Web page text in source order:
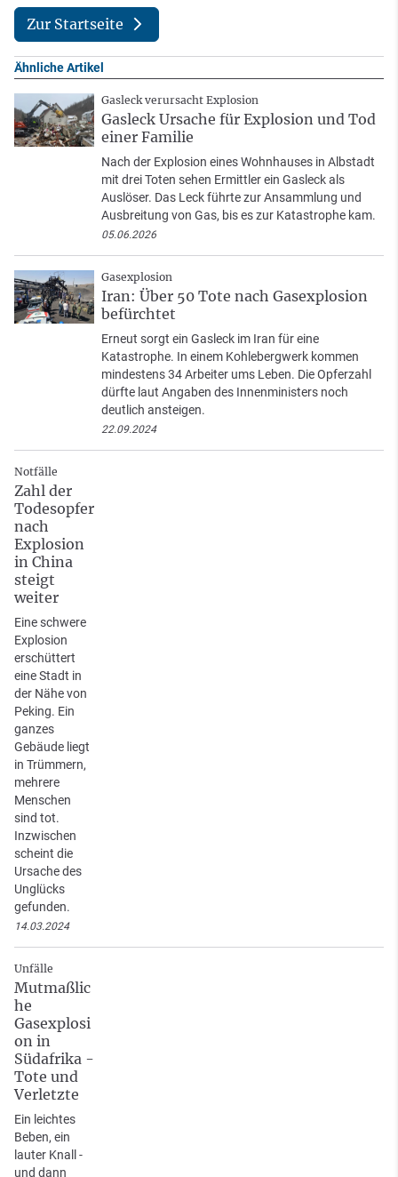
Zur Startseite
Ähnliche Artikel
Gasleck verursacht Explosion
Gasleck Ursache für Explosion und Tod
einer Familie
Nach der Explosion eines Wohnhauses in Albstadt
mit drei Toten sehen Ermittler ein Gasleck als
Auslöser. Das Leck führte zur Ansammlung und
Ausbreitung von Gas, bis es zur Katastrophe kam.
05.06.2026
Gasexplosion
Iran: Über 50 Tote nach Gasexplosion
befürchtet
Erneut sorgt ein Gasleck im Iran für eine
Katastrophe. In einem Kohlebergwerk kommen
mindestens 34 Arbeiter ums Leben. Die Opferzahl
dürfte laut Angaben des Innenministers noch
deutlich ansteigen.
22.09.2024
Notfälle
Zahl der
Todesopfer
nach
Explosion
in China
steigt
weiter
Eine schwere
Explosion
erschüttert
eine Stadt in
der Nähe von
Peking. Ein
ganzes
Gebäude liegt
in Trümmern,
mehrere
Menschen
sind tot.
Inzwischen
scheint die
Ursache des
Unglücks
gefunden.
14.03.2024
Unfälle
Mutmaßlic
he
Gasexplosi
on in
Südafrika -
Tote und
Verletzte
Ein leichtes
Beben, ein
lauter Knall -
und dann